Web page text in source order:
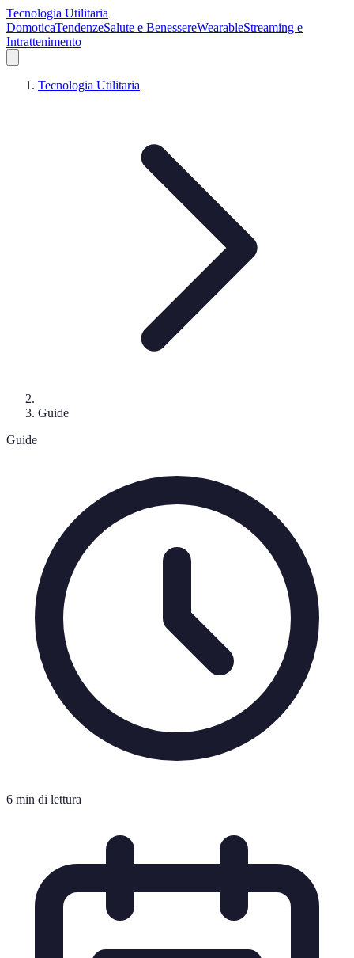
Tecnologia Utilitaria
DomoticaTendenzeSalute e BenessereWearableStreaming e
Intrattenimento
Tecnologia Utilitaria
Guide
Guide
6 min di lettura